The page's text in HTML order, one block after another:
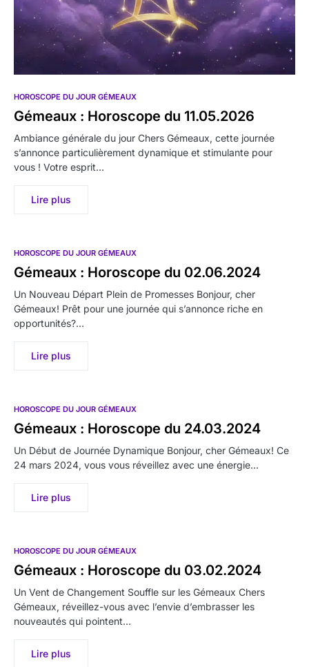
HOROSCOPE DU JOUR GÉMEAUX
Gémeaux : Horoscope du 11.05.2026
Ambiance générale du jour Chers Gémeaux, cette journée
s’annonce particulièrement dynamique et stimulante pour
vous ! Votre esprit…
Lire plus
HOROSCOPE DU JOUR GÉMEAUX
Gémeaux : Horoscope du 02.06.2024
Un Nouveau Départ Plein de Promesses Bonjour, cher
Gémeaux! Prêt pour une journée qui s’annonce riche en
opportunités?…
Lire plus
HOROSCOPE DU JOUR GÉMEAUX
Gémeaux : Horoscope du 24.03.2024
Un Début de Journée Dynamique Bonjour, cher Gémeaux! Ce
24 mars 2024, vous vous réveillez avec une énergie…
Lire plus
HOROSCOPE DU JOUR GÉMEAUX
Gémeaux : Horoscope du 03.02.2024
Un Vent de Changement Souffle sur les Gémeaux Chers
Gémeaux, réveillez-vous avec l’envie d’embrasser les
nouveautés qui pointent…
Lire plus